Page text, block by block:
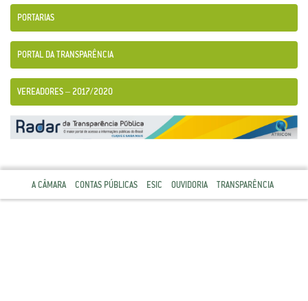
PORTARIAS
PORTAL DA TRANSPARÊNCIA
VEREADORES – 2017/2020
A CÂMARA CONTAS PÚBLICAS ESIC OUVIDORIA TRANSPARÊNCIA